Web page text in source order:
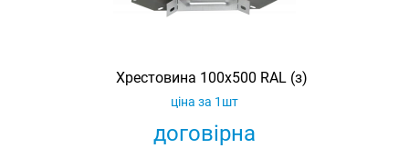
Хрестовина 100х500 RAL (з)
договірна
ціна за 1шт